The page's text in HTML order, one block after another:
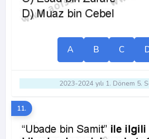
A B C
2023-2024 yılı 1. Dönem 5.
11.